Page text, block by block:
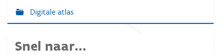
Digitale atlas
Snel naar...